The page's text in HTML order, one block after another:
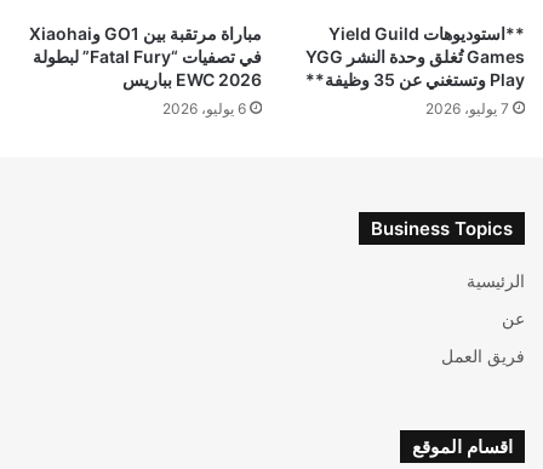
**استوديوهات Yield Guild
Games تُغلق وحدة النشر YGG
Play وتستغني عن 35 وظيفة**
7 يوليو، 2026
مباراة مرتقبة بين GO1 وXiaohai
في تصفيات “Fatal Fury” لبطولة
EWC 2026 بباريس
6 يوليو، 2026
Business Topics
الرئيسية
عن
فريق العمل
اقسام الموقع